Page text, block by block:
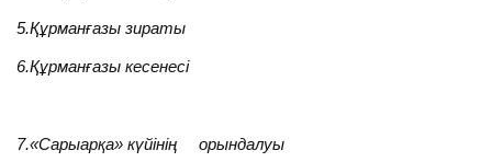
5.Құрманғазы зираты
6.Құрманғазы кесенесі
7.«Сарыарқа» күйінің орындалуы